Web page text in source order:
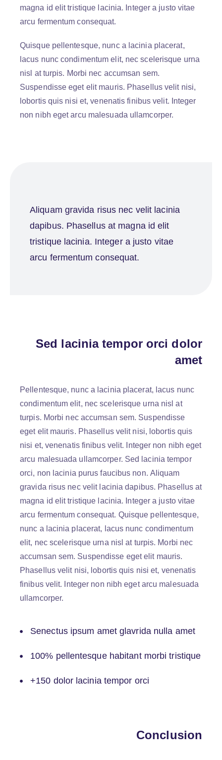
magna id elit tristique lacinia. Integer a justo vitae
arcu fermentum consequat.
Quisque pellentesque, nunc a lacinia placerat,
lacus nunc condimentum elit, nec scelerisque urna
nisl at turpis. Morbi nec accumsan sem.
Suspendisse eget elit mauris. Phasellus velit nisi,
lobortis quis nisi et, venenatis finibus velit. Integer
non nibh eget arcu malesuada ullamcorper.
Aliquam gravida risus nec velit lacinia
dapibus. Phasellus at magna id elit
tristique lacinia. Integer a justo vitae
arcu fermentum consequat.
Sed lacinia tempor orci dolor
amet
Pellentesque, nunc a lacinia placerat, lacus nunc
condimentum elit, nec scelerisque urna nisl at
turpis. Morbi nec accumsan sem. Suspendisse
eget elit mauris. Phasellus velit nisi, lobortis quis
nisi et, venenatis finibus velit. Integer non nibh eget
arcu malesuada ullamcorper. Sed lacinia tempor
orci, non lacinia purus faucibus non. Aliquam
gravida risus nec velit lacinia dapibus. Phasellus at
magna id elit tristique lacinia. Integer a justo vitae
arcu fermentum consequat. Quisque pellentesque,
nunc a lacinia placerat, lacus nunc condimentum
elit, nec scelerisque urna nisl at turpis. Morbi nec
accumsan sem. Suspendisse eget elit mauris.
Phasellus velit nisi, lobortis quis nisi et, venenatis
finibus velit. Integer non nibh eget arcu malesuada
ullamcorper.
Senectus ipsum amet glavrida nulla amet
100% pellentesque habitant morbi tristique
+150 dolor lacinia tempor orci
Conclusion